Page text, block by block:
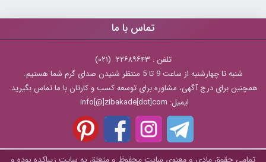
تماس با ما
تلفن : ۲۲۶۸۹۶۴۳ (۰۲۱)
شنبه تا چهارشنبه از ساعت 9 تا 5 منتظر شنیدن صدای گرم شما هستیم.
همچنین برای درج آگهی، مشاوره برای توسعه کسب و کارتان با ما تماس بگیرید.
ایمیل: info[@]zibakade[dot]com